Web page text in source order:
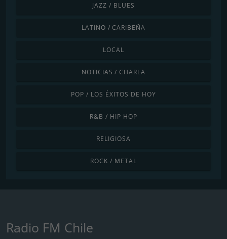
JAZZ / BLUES
LATINO / CARIBEÑA
LOCAL
NOTICIAS / CHARLA
POP / LOS ÉXITOS DE HOY
R&B / HIP HOP
RELIGIOSA
ROCK / METAL
Radio FM Chile